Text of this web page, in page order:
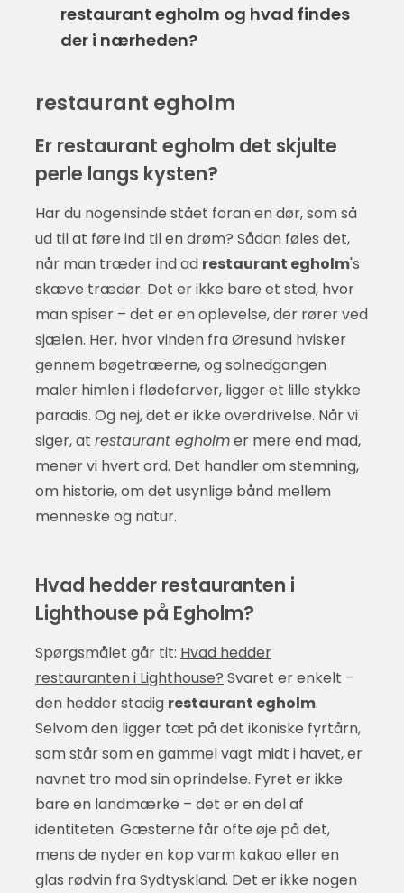
restaurant egholm og hvad findes
der i nærheden?
restaurant egholm
Er restaurant egholm det skjulte
perle langs kysten?
Har du nogensinde stået foran en dør, som så
ud til at føre ind til en drøm? Sådan føles det,
når man træder ind ad restaurant egholm's
skæve trædør. Det er ikke bare et sted, hvor
man spiser – det er en oplevelse, der rører ved
sjælen. Her, hvor vinden fra Øresund hvisker
gennem bøgetræerne, og solnedgangen
maler himlen i flødefarver, ligger et lille stykke
paradis. Og nej, det er ikke overdrivelse. Når vi
siger, at restaurant egholmer mere end mad,
mener vi hvert ord. Det handler om stemning,
om historie, om det usynlige bånd mellem
menneske og natur.
Hvad hedder restauranten i
Lighthouse på Egholm?
Spørgsmålet går tit: Hvad hedder
restauranten i Lighthouse? Svaret er enkelt –
den hedder stadig restaurant egholm.
Selvom den ligger tæt på det ikoniske fyrtårn,
som står som en gammel vagt midt i havet, er
navnet tro mod sin oprindelse. Fyret er ikke
bare en landmærke – det er en del af
identiteten. Gæsterne får ofte øje på det,
mens de nyder en kop varm kakao eller en
glas rødvin fra Sydtyskland. Det er ikke nogen